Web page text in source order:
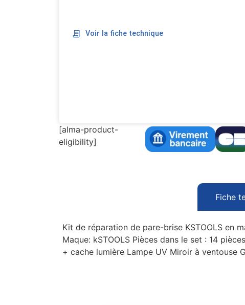
Voir la fiche technique
[alma-product-
eligibility]
Fiche
Kit de réparation de pare-brise KSTOOLS en
Maque: kSTOOLS Pièces dans le set : 14
+ cache lumière Lampe UV Miroir à ventouse